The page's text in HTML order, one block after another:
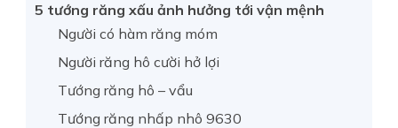
5 tướng răng xấu ảnh hưởng tới vận mệnh
Người có hàm răng móm
Người răng hô cười hở lợi
Tướng răng hô – vẩu
Tướng răng nhấp nhô 9630